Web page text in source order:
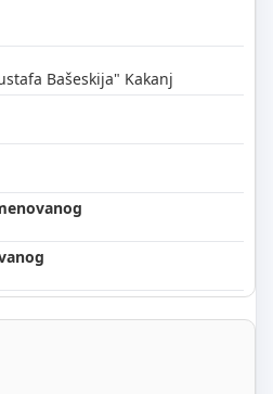
Bašeskija" Kakanj